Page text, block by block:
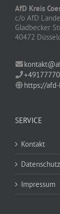
AfD Kreis
c/o AfD
Gladbecker
40472
https://
SERVICE
Kontakt
Datenschutz
Impressum